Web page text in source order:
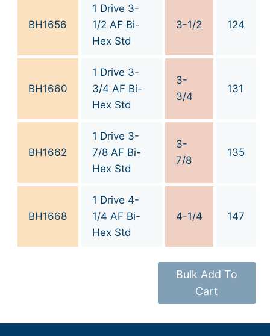
BH1656
1 Drive 3-
1/2 AF Bi-
Hex Std
3-1/2 124
BH1660
1 Drive 3-
3/4 AF Bi-
Hex Std
3-
3/4
131
BH1662
1 Drive 3-
7/8 AF Bi-
Hex Std
3-
7/8
135
BH1668
1 Drive 4-
1/4 AF Bi-
Hex Std
4-1/4 147
Bulk Add To
Cart